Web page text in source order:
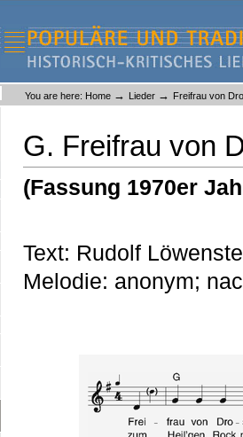
Liederlexikon
You are here: Home → Lieder → Freifrau von
G. Freifrau von
(Fassung 1970er
Text: Rudolf
Melodie: anonym;